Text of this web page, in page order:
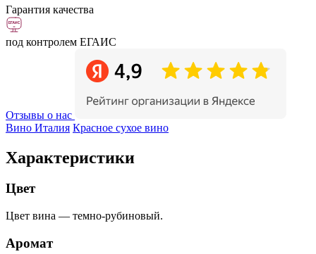
Гарантия качества
под контролем ЕГАИС
Отзывы о нас
Вино Италия Красное сухое вино
Характеристики
Цвет
Цвет вина — темно-рубиновый.
Аромат